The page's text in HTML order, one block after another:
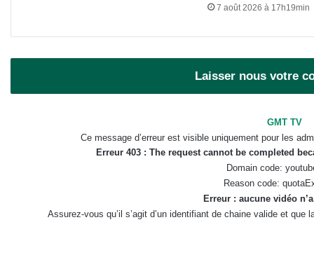
7 août 2026 à 17h19min
Laisser nous votre
GMT TV
Ce message d’erreur est visible uniquement pour les
Erreur 403 : The request cannot be completed
Domain code:
Reason code:
Erreur : aucune vidéo
Assurez-vous qu’il s’agit d’un identifiant de chaine valide et